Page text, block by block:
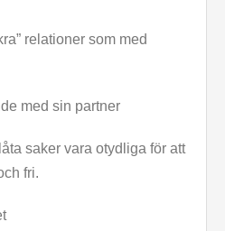
relationer som med
med sin partner
saker vara otydliga för att
fri.